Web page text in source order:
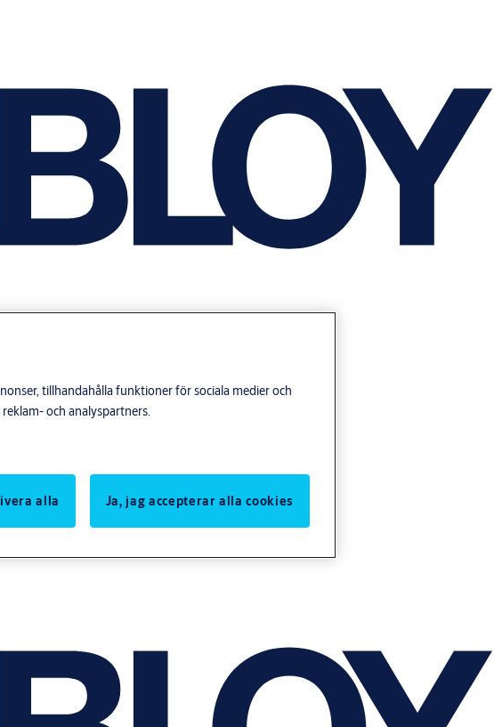
tillhandahålla funktioner för sociala medier och
och analyspartners.
alla
Ja, jag accepterar alla cookies